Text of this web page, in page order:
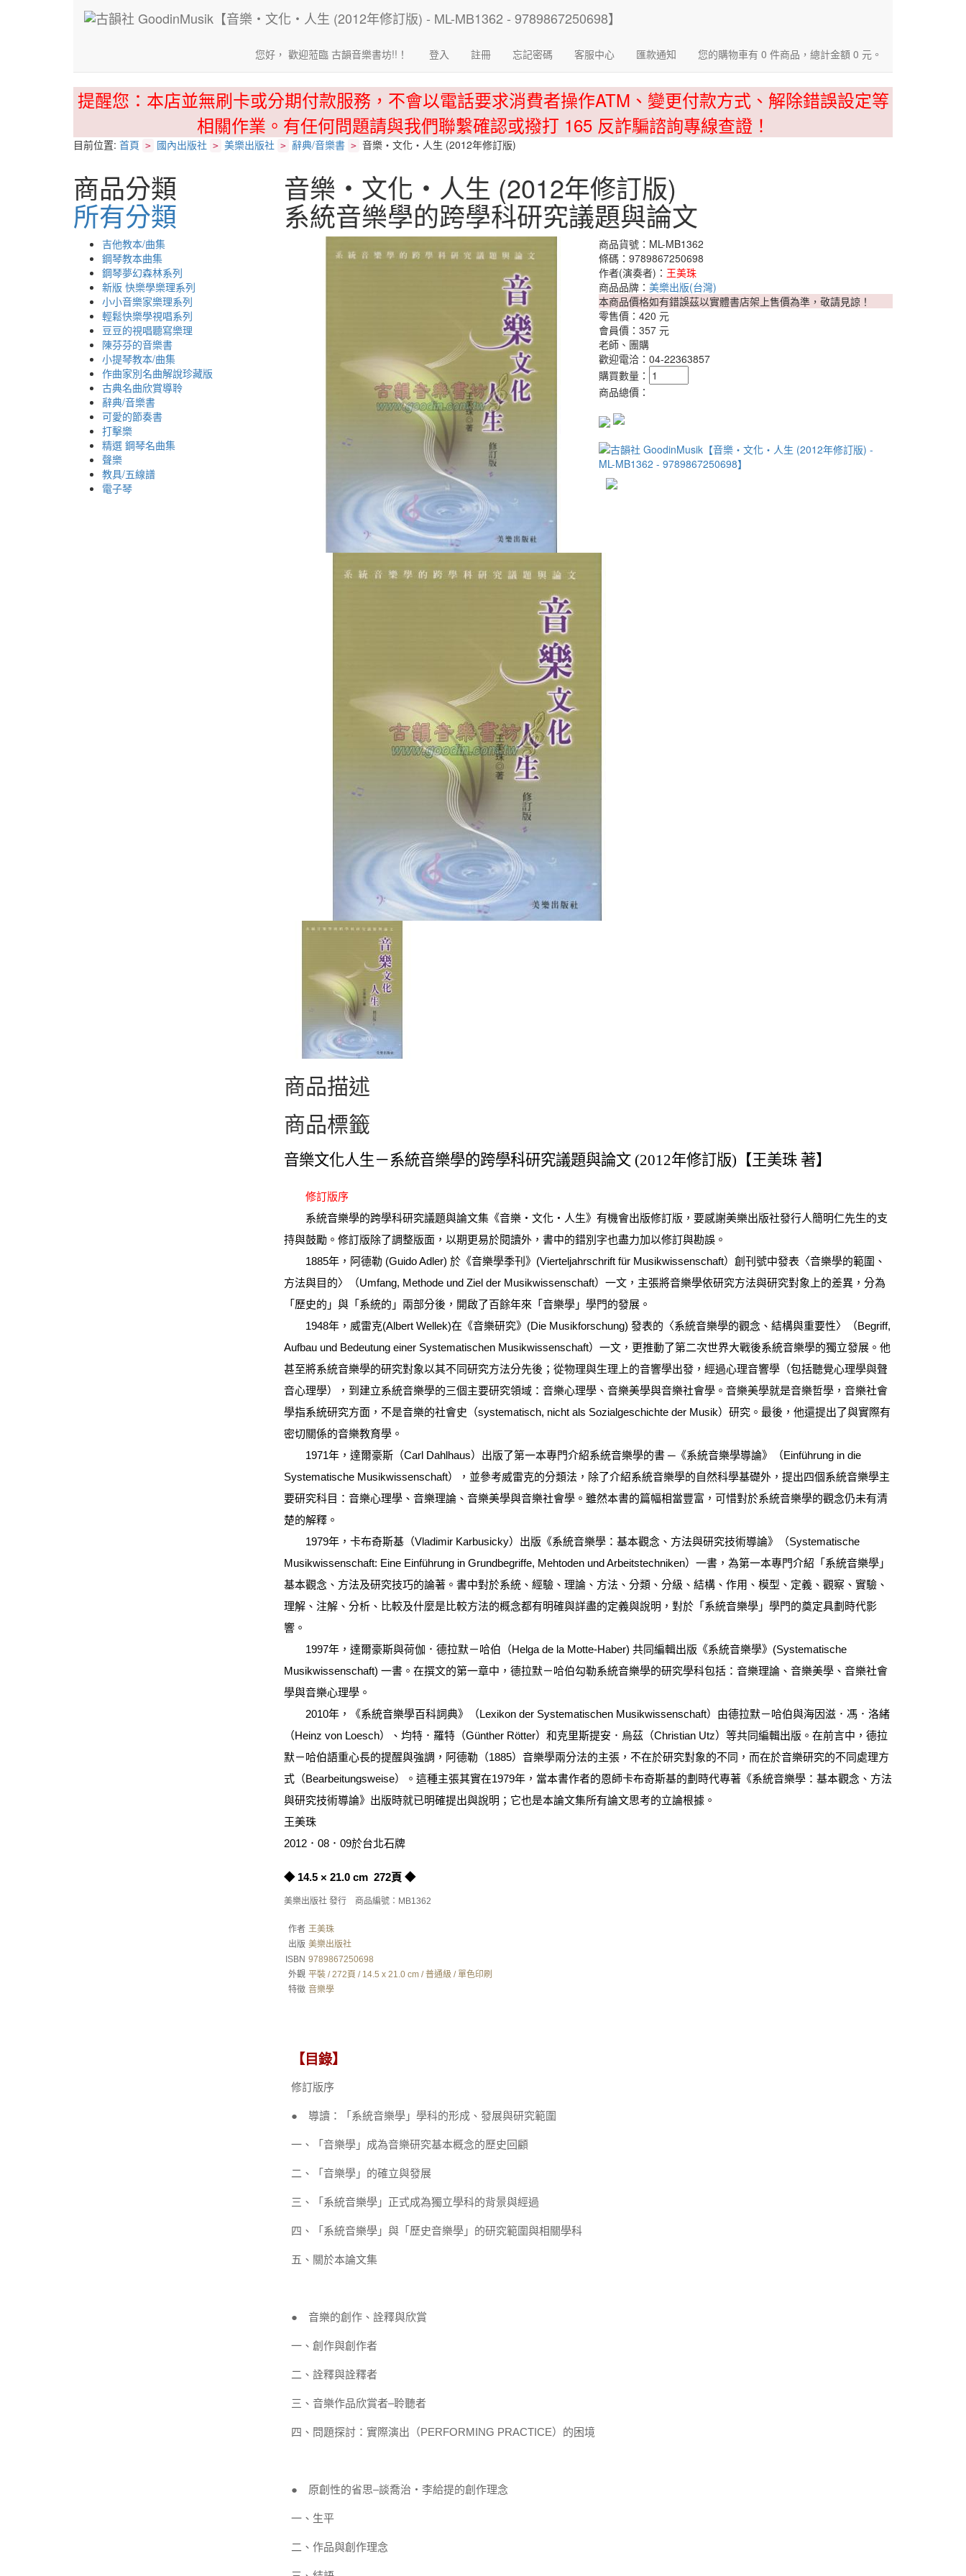
您好， 歡迎蒞臨 古韻音樂書坊!!！ 登入 註冊 忘記密碼 客服中心 匯款通知 您的購物車有 0 件商品，總計金額 0 元。
提醒您：本店並無刷卡或分期付款服務，不會以電話要求消費者操作ATM、變更付款方式、解除錯誤設定等
相關作業。有任何問題請與我們聯繫確認或撥打 165 反詐騙諮詢專線查證！
目前位置: 首頁 > 國內出版社 > 美樂出版社 > 辭典/音樂書 > 音樂‧文化‧人生 (2012年修訂版)
商品分類
所有分類
吉他教本/曲集
鋼琴教本曲集
鋼琴夢幻森林系列
新版 快樂學樂理系列
小小音樂家樂理系列
輕鬆快樂學視唱系列
豆豆的視唱聽寫樂理
陳芬芬的音樂書
小提琴教本/曲集
作曲家別名曲解說珍藏版
古典名曲欣賞導聆
辭典/音樂書
可愛的節奏書
打擊樂
精選 鋼琴名曲集
聲樂
教具/五線譜
電子琴
音樂‧文化‧人生 (2012年修訂版)
系統音樂學的跨學科研究議題與論文
商品貨號：ML-MB1362
條碼：9789867250698
作者(演奏者)： 王美珠
商品品牌：美樂出版(台灣)
本商品價格如有錯誤茲以實體書店架上售價為準，敬請見諒！
零售價：420 元
會員價：357 元
老師、團購
歡迎電洽：04-22363857
購買數量：
商品總價：
商品描述
商品標籤
音樂文化人生－系統音樂學的跨學科研究議題與論文 (2012年修訂版)【王美珠 著】
修訂版序
系統音樂學的跨學科研究議題與論文集《音樂‧文化‧人生》有機會出版修訂版，要感謝美樂出版社發行人簡明仁先生的支
持與鼓勵。修訂版除了調整版面，以期更易於閱讀外，書中的錯別字也盡力加以修訂與勘誤。
1885年，阿德勒 (Guido Adler) 於《音樂學季刊》(Vierteljahrschrift für Musikwissenschaft）創刊號中發表〈音樂學的範圍、
方法與目的〉（Umfang, Methode und Ziel der Musikwissenschaft）一文，主張將音樂學依研究方法與研究對象上的差異，分為
「歷史的」與「系統的」兩部分後，開啟了百餘年來「音樂學」學門的發展。
1948年，威雷克(Albert Wellek)在《音樂研究》(Die Musikforschung) 發表的〈系統音樂學的觀念、結構與重要性〉（Begriff,
Aufbau und Bedeutung einer Systematischen Musikwissenschaft）一文，更推動了第二次世界大戰後系統音樂學的獨立發展。他
甚至將系統音樂學的研究對象以其不同研究方法分先後；從物理與生理上的音響學出發，經過心理音響學（包括聽覺心理學與聲
音心理學），到建立系統音樂學的三個主要研究領域：音樂心理學、音樂美學與音樂社會學。音樂美學就是音樂哲學，音樂社會
學指系統研究方面，不是音樂的社會史（systematisch, nicht als Sozialgeschichte der Musik）研究。最後，他還提出了與實際有
密切關係的音樂教育學。
1971年，達爾豪斯（Carl Dahlhaus）出版了第一本專門介紹系統音樂學的書 ─《系統音樂學導論》（Einführung in die
Systematische Musikwissenschaft），並參考威雷克的分類法，除了介紹系統音樂學的自然科學基礎外，提出四個系統音樂學主
要研究科目：音樂心理學、音樂理論、音樂美學與音樂社會學。雖然本書的篇幅相當豐富，可惜對於系統音樂學的觀念仍未有清
楚的解釋。
1979年，卡布奇斯基（Vladimir Karbusicky）出版《系統音樂學：基本觀念、方法與研究技術導論》（Systematische
Musikwissenschaft: Eine Einführung in Grundbegriffe, Mehtoden und Arbeitstechniken）一書，為第一本專門介紹「系統音樂學」
基本觀念、方法及研究技巧的論著。書中對於系統、經驗、理論、方法、分類、分級、結構、作用、模型、定義、觀察、實驗、
理解、注解、分析、比較及什麼是比較方法的概念都有明確與詳盡的定義與說明，對於「系統音樂學」學門的奠定具劃時代影
響。
1997年，達爾豪斯與荷伽．德拉默－哈伯（Helga de la Motte-Haber) 共同編輯出版《系統音樂學》(Systematische
Musikwissenschaft) 一書。在撰文的第一章中，德拉默－哈伯勾勒系統音樂學的研究學科包括：音樂理論、音樂美學、音樂社會
學與音樂心理學。
2010年，《系統音樂學百科詞典》（Lexikon der Systematischen Musikwissenschaft）由德拉默－哈伯與海因滋．馮．洛緒
（Heinz von Loesch）、均特．羅特（Günther Rötter）和克里斯提安．烏茲（Christian Utz）等共同編輯出版。在前言中，德拉
默－哈伯語重心長的提醒與強調，阿德勒（1885）音樂學兩分法的主張，不在於研究對象的不同，而在於音樂研究的不同處理方
式（Bearbeitungsweise）。這種主張其實在1979年，當本書作者的恩師卡布奇斯基的劃時代專著《系統音樂學：基本觀念、方法
與研究技術導論》出版時就已明確提出與說明；它也是本論文集所有論文思考的立論根據。
王美珠
2012．08．09於台北石牌
◆14.5 × 21.0 cm 272頁 ◆
美樂出版社 發行 商品編號：MB1362
作者 王美珠
出版 美樂出版社
ISBN 9789867250698
外觀 平裝 / 272頁 / 14.5 x 21.0 cm / 普通級 / 單色印刷
特徵 音樂學
【目錄】
修訂版序
● 導讀：「系統音樂學」學科的形成、發展與研究範圍
一、「音樂學」成為音樂研究基本概念的歷史回顧
二、「音樂學」的確立與發展
三、「系統音樂學」正式成為獨立學科的背景與經過
四、「系統音樂學」與「歷史音樂學」的研究範圍與相關學科
五、關於本論文集
● 音樂的創作、詮釋與欣賞
一、創作與創作者
二、詮釋與詮釋者
三、音樂作品欣賞者–聆聽者
四、問題探討：實際演出（PERFORMING PRACTICE）的困境
● 原創性的省思–談喬治‧李給提的創作理念
一、生平
二、作品與創作理念